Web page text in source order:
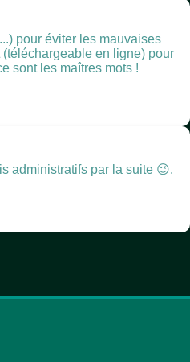
pour éviter les mauvaises
en ligne) pour
sont les maîtres mots !
administratifs par la suite 😉.